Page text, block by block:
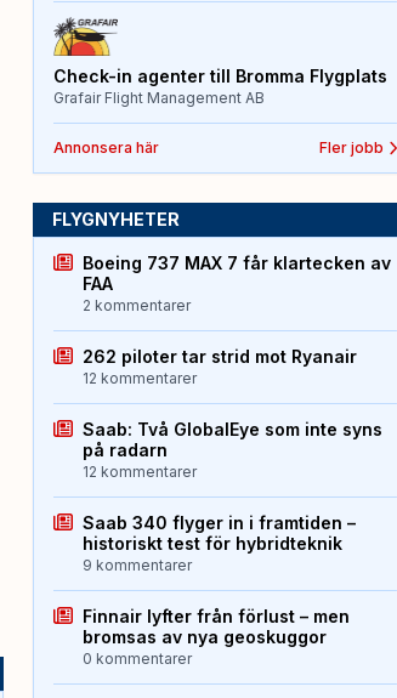
Check-in agenter till Bromma Flygplats
Grafair Flight Management AB
Annonsera här Fler jobb
FLYGNYHETER
Boeing 737 MAX 7 får klartecken av
FAA
2 kommentarer
262 piloter tar strid mot Ryanair
12 kommentarer
Saab: Två GlobalEye som inte syns
på radarn
12 kommentarer
Saab 340 flyger in i framtiden –
historiskt test för hybridteknik
9 kommentarer
Finnair lyfter från förlust – men
bromsas av nya geoskuggor
0 kommentarer